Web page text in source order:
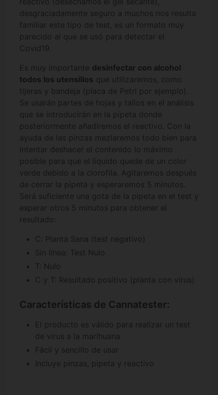
desgraciadamente seguro a muchos nos resulta
familiar este tipo de test, es un formato muy
parecido al que se usó para detectar el
Covid19.
Es muy importante desinfectar con alcohol
todos los utensilios que utilizaremos, como
tijeras y bandeja (placa de Petri por ejemplo).
Se usarán partes de hojas y tallos en el análisis
que se introducirán en la pipeta donde
posteriormente añadiremos el reactivo. Con la
ayuda de las pinzas mezlaremos todo bien para
intentar deshacer el contenido lo máximo
posible para que el líquido quede de un color
verde debido a la clorofila. Agitaremos después
de cerrar la pipeta y esperaremos 5 minutos.
Será suficiente una gota de la pipeta en el test y
esperar otros 5 minutos para obtener el
resultado:
C: Planta Sana (test negativo)
Sin línea: Test Nulo
T: Nulo
C y T: Resultado positivo (planta con virus)
Características de Cannatester:
El producto es válido para realizar un test
de virus a la marihuana
Fácil y sencillo de usar
Incluye pinzas, pipeta y reactivo